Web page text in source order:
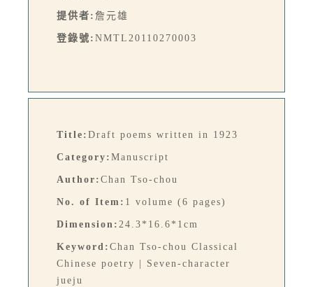
提供者: 詹元雄
登錄號: NMTL20110270003
Title: Draft poems written in 1923
Category: Manuscript
Author: Chan Tso-chou
No. of Item: 1 volume (6 pages)
Dimension: 24.3*16.6*1cm
Keyword: Chan Tso-chou Classical
Chinese poetry | Seven-character
jueju